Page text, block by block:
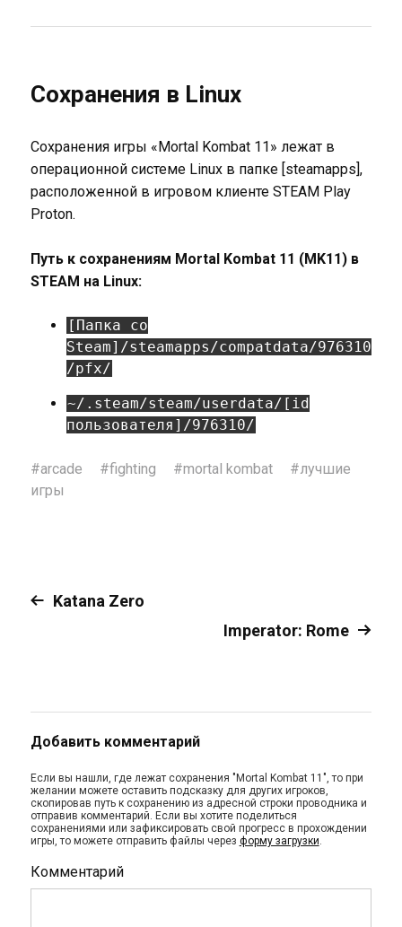
Сохранения в Linux
Сохранения игры «Mortal Kombat 11» лежат в
операционной системе Linux в папке [steamapps],
расположенной в игровом клиенте STEAM Play
Proton.
Путь к сохранениям Mortal Kombat 11 (MK11) в
STEAM на Linux:
[Папка со
Steam]/steamapps/compatdata/976310
/pfx/
~/.steam/steam/userdata/[id
пользователя]/976310/
#arcade #fighting #mortal kombat #лучшие
игры
Katana Zero
Imperator: Rome
Добавить комментарий
Если вы нашли, где лежат сохранения "Mortal Kombat 11", то при
желании можете оставить подсказку для других игроков,
скопировав путь к сохранению из адресной строки проводника и
отправив комментарий. Если вы хотите поделиться
сохранениями или зафиксировать свой прогресс в прохождении
игры, то можете отправить файлы через форму загрузки.
Комментарий